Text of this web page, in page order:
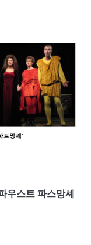
우스트 파스망셰